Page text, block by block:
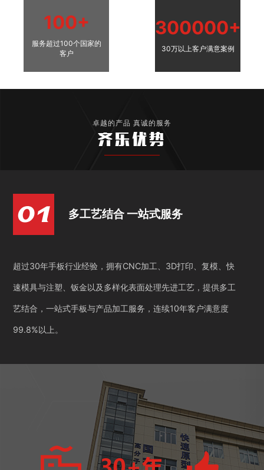
100+
服务超过100个国家的
客户
300000+
30万以上客户满意案例
卓越的产品 真诚的服务
齐乐优势
多工艺结合 一站式服务
超过30年手板行业经验，拥有CNC加工、3D打印、复模、快
速模具与注塑、钣金以及多样化表面处理先进工艺，提供多工
艺结合，一站式手板与产品加工服务，连续10年客户满意度
99.8%以上。